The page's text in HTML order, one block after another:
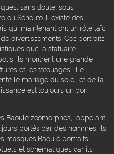
sans doute, sous
ou Sénoufo. Il existe des
qui maintenant ont un rôle laïc
divertissements. Ces portraits
que la statuaire :
Ils montrent une grande
et les tatouages. . Le
le mariage du soleil et de la
est toujours un bon
Baoulé zoomorphes, rappelant
portés par des hommes. Ils
masques Baoulé portraits
et schématiques car ils